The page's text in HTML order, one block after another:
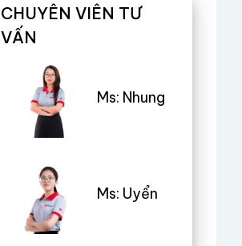
CHUYÊN VIÊN TƯ
VẤN
Ms: Nhung
Ms: Uyển